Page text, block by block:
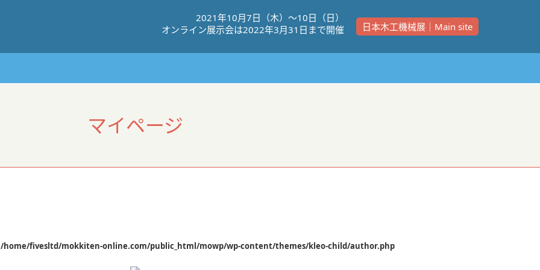
2021年10⽉7⽇（⽊）〜10⽇（⽇）
オンライン展⽰会は2022年3⽉31⽇まで開催
日本木工機械展｜Main site
マイページ
/home/fivesltd/mokkiten-online.com/public_html/mowp/wp-content/themes/kleo-child/author.php